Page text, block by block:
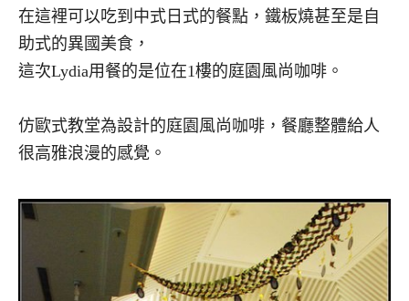
在這裡可以吃到中式日式的餐點，鐵板燒甚至是自
助式的異國美食，
這次Lydia用餐的是位在1樓的庭園風尚咖啡。
仿歐式教堂為設計的庭園風尚咖啡，餐廳整體給人
很高雅浪漫的感覺。